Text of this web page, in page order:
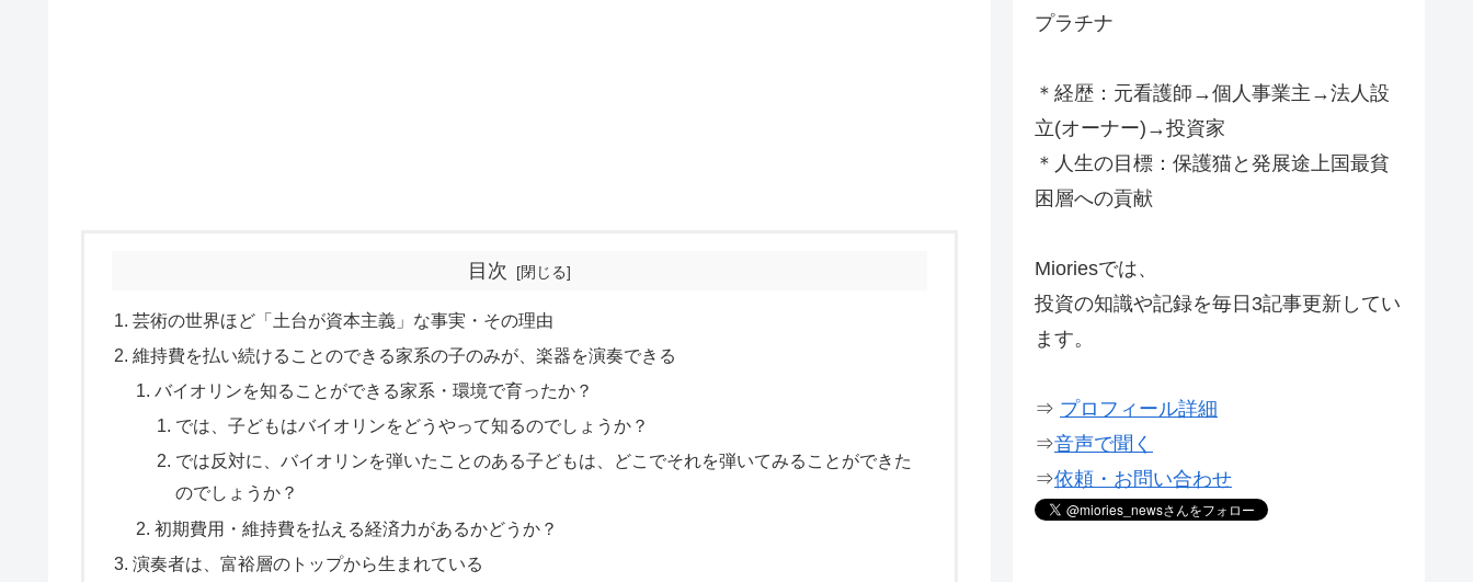
目次
芸術の世界ほど「土台が資本主義」な事実・その理由
維持費を払い続けることのできる家系の子のみが、楽器を演奏できる
バイオリンを知ることができる家系・環境で育ったか？
では、子どもはバイオリンをどうやって知るのでしょうか？
では反対に、バイオリンを弾いたことのある子どもは、どこでそれを弾いてみることができた
のでしょうか？
初期費用・維持費を払える経済力があるかどうか？
演奏者は、富裕層のトップから生まれている
プラチナ
＊経歴：元看護師→個人事業主→法人設
立(オーナー)→投資家
＊人生の目標：保護猫と発展途上国最貧
困層への貢献
Mioriesでは、
投資の知識や記録を毎日3記事更新してい
ます。
⇒ プロフィール詳細
⇒音声で聞く
⇒依頼・お問い合わせ